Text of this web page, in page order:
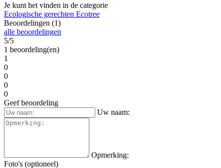
Je kunt het vinden in de categorie
Ecologische gerechten Ecotree
Beoordelingen (1)
alle beoordelingen
5/5
1 beoordeling(en)
1
0
0
0
0
Geef beoordeling
Uw naam:
Opmerking:
Foto's (optioneel)